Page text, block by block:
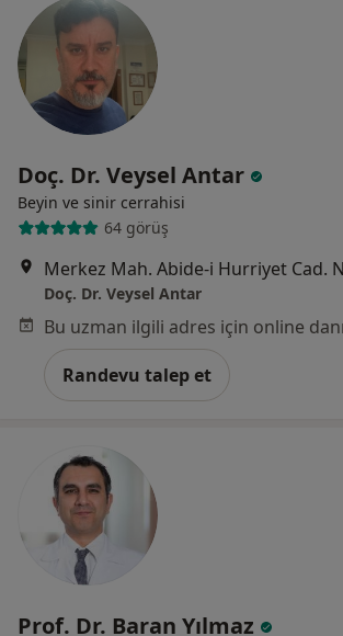
Doç. Dr. Veysel Antar
Beyin ve sinir cerrahisi
64 görüş
Doç. Dr. Veysel Antar
Randevu talep et
Prof. Dr. Baran Yılmaz